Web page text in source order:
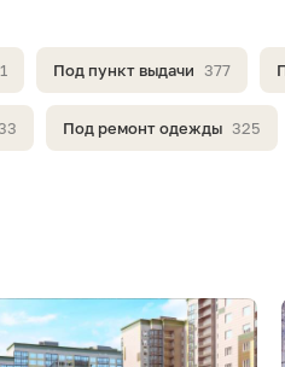
Под пункт выдачи 377
Под ремонт одежды 325